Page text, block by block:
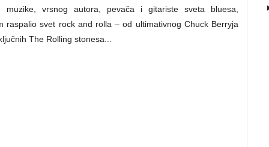
muzike, vrsnog autora, pevača i gitariste sveta bluesa,
raspalio svet rock and rolla – od ultimativnog Chuck Berryja
The Rolling stonesa...